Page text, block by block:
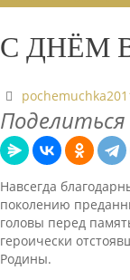
С ДНЁМ
Навсегда
поколению
головы перед
героически
Родины.